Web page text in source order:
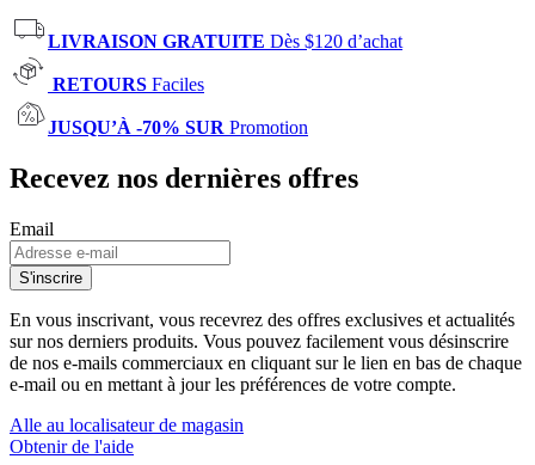
LIVRAISON GRATUITE Dès $120 d’achat
RETOURS Faciles
JUSQU’À -70% SUR Promotion
Recevez nos dernières offres
Email
S'inscrire
En vous inscrivant, vous recevrez des offres exclusives et actualités
sur nos derniers produits. Vous pouvez facilement vous désinscrire
de nos e-mails commerciaux en cliquant sur le lien en bas de chaque
e-mail ou en mettant à jour les préférences de votre compte.
Alle au localisateur de magasin
Obtenir de l'aide